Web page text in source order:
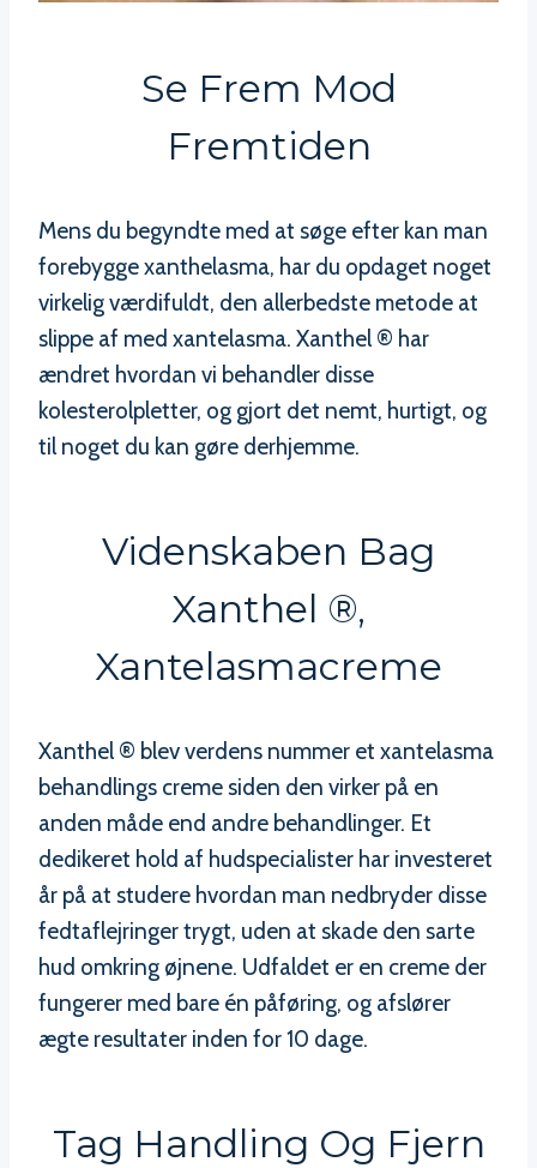
Se Frem Mod
Fremtiden
Mens du begyndte med at søge efter kan man
forebygge xanthelasma, har du opdaget noget
virkelig værdifuldt, den allerbedste metode at
slippe af med xantelasma. Xanthel ® har
ændret hvordan vi behandler disse
kolesterolpletter, og gjort det nemt, hurtigt, og
til noget du kan gøre derhjemme.
Videnskaben Bag
Xanthel ®,
Xantelasmacreme
Xanthel ® blev verdens nummer et xantelasma
behandlings creme siden den virker på en
anden måde end andre behandlinger. Et
dedikeret hold af hudspecialister har investeret
år på at studere hvordan man nedbryder disse
fedtaflejringer trygt, uden at skade den sarte
hud omkring øjnene. Udfaldet er en creme der
fungerer med bare én påføring, og afslører
ægte resultater inden for 10 dage.
Tag Handling Og Fjern